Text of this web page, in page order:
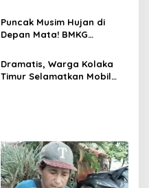
Puncak Musim Hujan di
Depan Mata! BMKG
Hadapi Cuaca Ekstrem
Dramatis, Warga Kolaka
Timur Selamatkan Mobil